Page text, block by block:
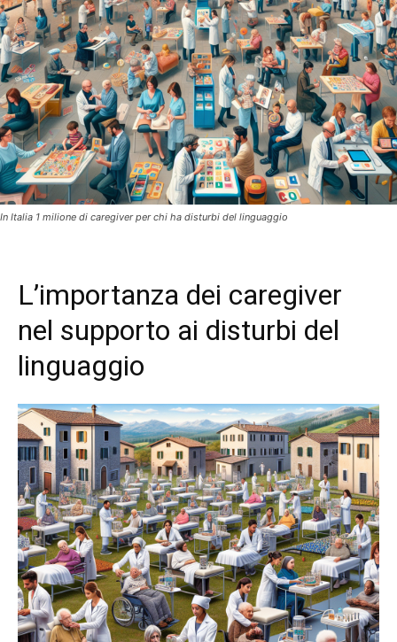
In Italia 1 milione di caregiver per chi ha disturbi del linguaggio
L’importanza dei caregiver
nel supporto ai disturbi del
linguaggio